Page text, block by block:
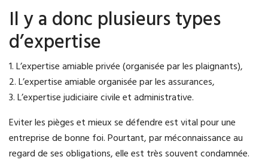
Il y a donc plusieurs types
d’expertise
1. L’expertise amiable privée (organisée par les plaignants),
2. L’expertise amiable organisée par les assurances,
3. L’expertise judiciaire civile et administrative.
Eviter les pièges et mieux se défendre est vital pour une
entreprise de bonne foi. Pourtant, par méconnaissance au
regard de ses obligations, elle est très souvent condamnée.